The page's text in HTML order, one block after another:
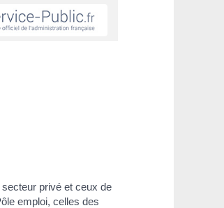
privé et ceux de
emploi, celles des